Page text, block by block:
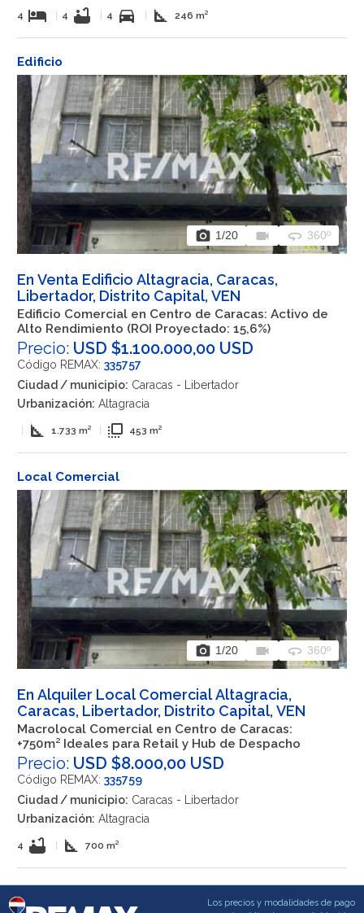
4 hotel 4 bathtub 4 directions_car square_foot 246 m²
Edificio
photo_camera 1/20 videocam 360 360º
En Venta Edificio Altagracia, Caracas,
Libertador, Distrito Capital, VEN
Edificio Comercial en Centro de Caracas: Activo de
Alto Rendimiento (ROI Proyectado: 15,6%)
Precio: USD $1.100.000,00 USD
Código REMAX: 335757
Ciudad / municipio: Caracas - Libertador
Urbanización: Altagracia
square_foot 1.733 m² flip_to_front 453 m²
Local Comercial
photo_camera 1/20 videocam 360 360º
En Alquiler Local Comercial Altagracia,
Caracas, Libertador, Distrito Capital, VEN
Macrolocal Comercial en Centro de Caracas:
+750m² Ideales para Retail y Hub de Despacho
Precio: USD $8.000,00 USD
Código REMAX: 335759
Ciudad / municipio: Caracas - Libertador
Urbanización: Altagracia
4 bathtub square_foot 700 m²
Los precios y modalidades de pago